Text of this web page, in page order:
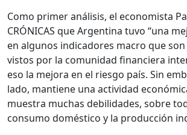
Como primer análisis, el economista
CRÓNICAS que Argentina tuvo “una
en algunos indicadores macro que
vistos por la comunidad financiera
eso la mejora en el riesgo país. Sin
lado, mantiene una actividad
muestra muchas debilidades, sobre
consumo doméstico y la producción